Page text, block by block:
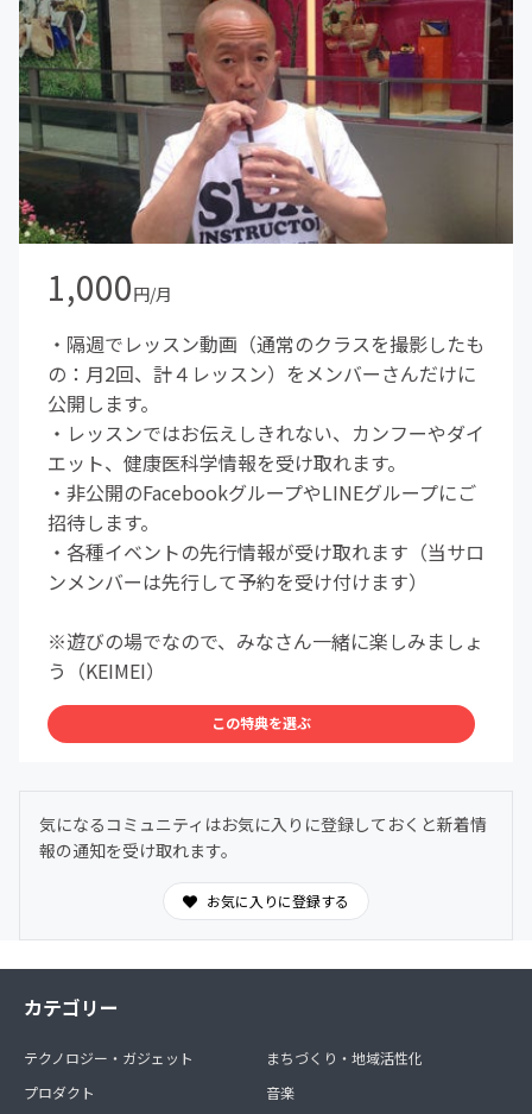
1,000円/月
・隔週でレッスン動画（通常のクラスを撮影したも
の：月2回、計４レッスン）をメンバーさんだけに
公開します。
・レッスンではお伝えしきれない、カンフーやダイ
エット、健康医科学情報を受け取れます。
・非公開のFacebookグループやLINEグループにご
招待します。
・各種イベントの先行情報が受け取れます（当サロ
ンメンバーは先行して予約を受け付けます）
※遊びの場でなので、みなさん一緒に楽しみましょ
う（KEIMEI）
この特典を選ぶ
気になるコミュニティはお気に入りに登録しておくと新着情
報の通知を受け取れます。
お気に入りに登録する
カテゴリー
テクノロジー・ガジェット
プロダクト
まちづくり・地域活性化
音楽